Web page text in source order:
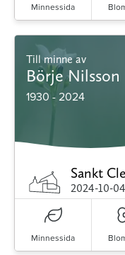
Minnessida
Till minne av
Börje Nilsson
1930 - 2024
Sankt
2024-10-04
Minnessida